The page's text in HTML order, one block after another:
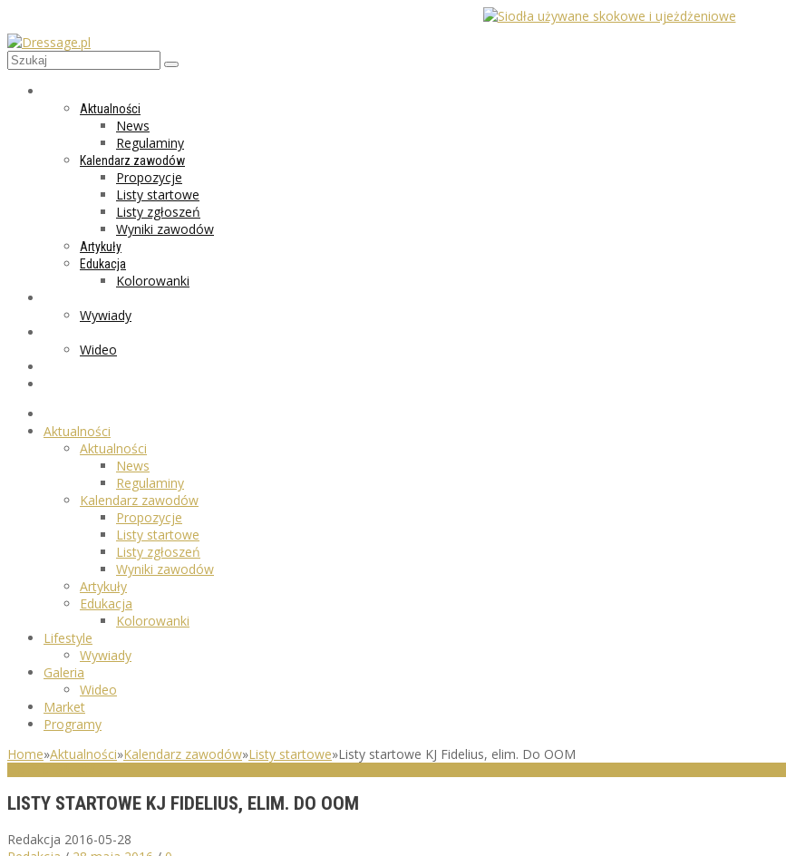
Aktualności
News
Regulaminy
Kalendarz zawodów
Propozycje
Listy startowe
Listy zgłoszeń
Wyniki zawodów
Artykuły
Edukacja
Kolorowanki
Wywiady
Wideo
Aktualności
Aktualności
News
Regulaminy
Kalendarz zawodów
Propozycje
Listy startowe
Listy zgłoszeń
Wyniki zawodów
Artykuły
Edukacja
Kolorowanki
Lifestyle
Wywiady
Galeria
Wideo
Market
Programy
Home»Aktualności»Kalendarz zawodów»Listy startowe»Listy startowe KJ Fidelius, elim. Do OOM
LISTY STARTOWE KJ FIDELIUS, ELIM. DO OOM
Redakcja 2016-05-28